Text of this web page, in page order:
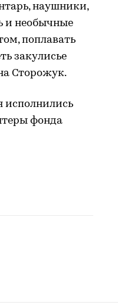
наушники,
и необычные
поплавать
закулисье
Сторожук.
исполнились
фонда